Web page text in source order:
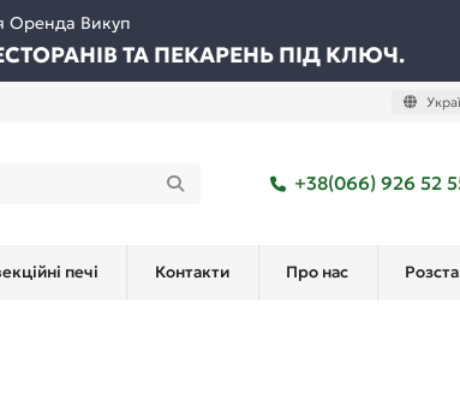
Оренда Викуп
ТА ПЕКАРЕНЬ ПІД КЛЮЧ.
+38(066) 926 52
печі Контакти Про нас